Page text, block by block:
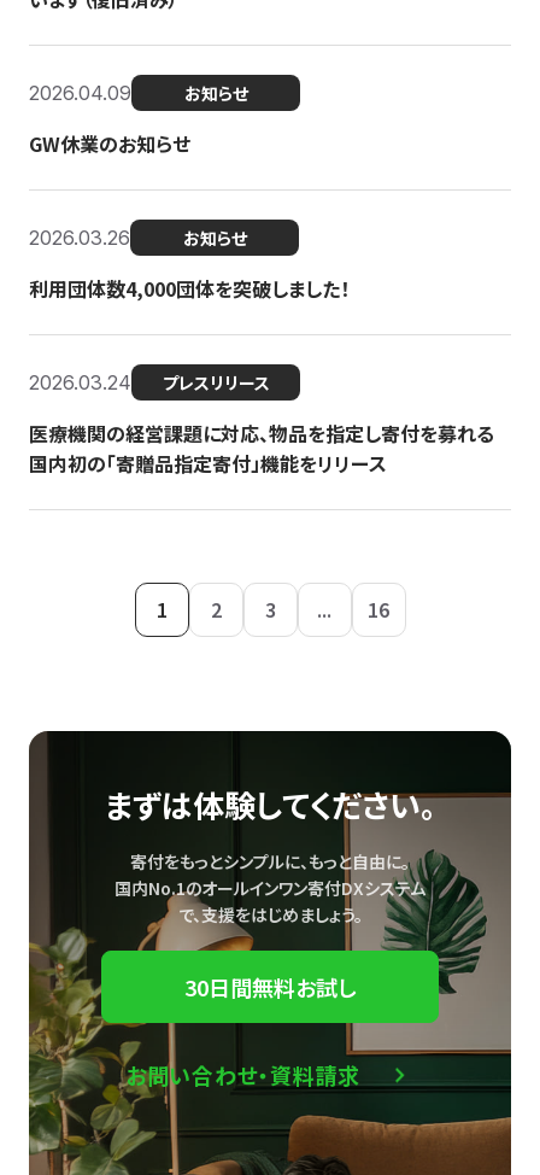
2026.04.09 お知らせ
GW休業のお知らせ
2026.03.26 お知らせ
利用団体数4,000団体を突破しました！
2026.03.24 プレスリリース
医療機関の経営課題に対応、物品を指定し寄付を募れる
国内初の「寄贈品指定寄付」機能をリリース
1 2 3 ... 16
まずは体験してください。
寄付をもっとシンプルに、もっと自由に。
国内No.1のオールインワン寄付DXシステム
で、支援をはじめましょう。
30日間無料お試し
お問い合わせ・資料請求